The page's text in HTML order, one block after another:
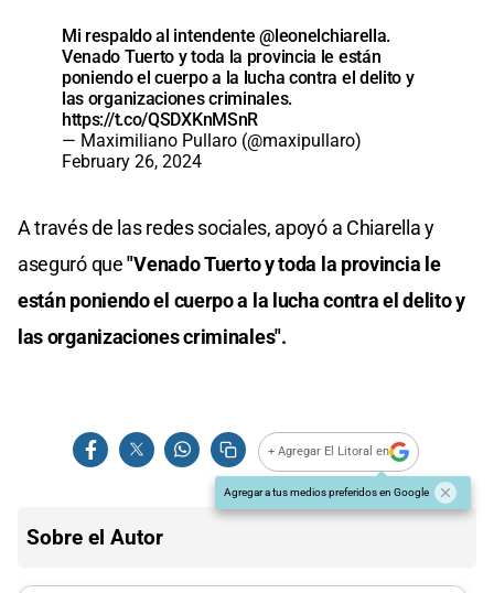
Mi respaldo al intendente@leonelchiarella.
Venado Tuerto y toda la provincia le están
poniendo el cuerpo a la lucha contra el delito y
las organizaciones criminales.
https://t.co/QSDXKnMSnR
— Maximiliano Pullaro (@maxipullaro)
February 26, 2024
A través de las redes sociales, apoyó a Chiarella y
aseguró que"Venado Tuerto y toda la provincia le
están poniendo el cuerpo a la lucha contra el delito y
las organizaciones criminales".
+ Agregar El Litoral en
Agregar a tus medios preferidos en Google
Sobre el Autor